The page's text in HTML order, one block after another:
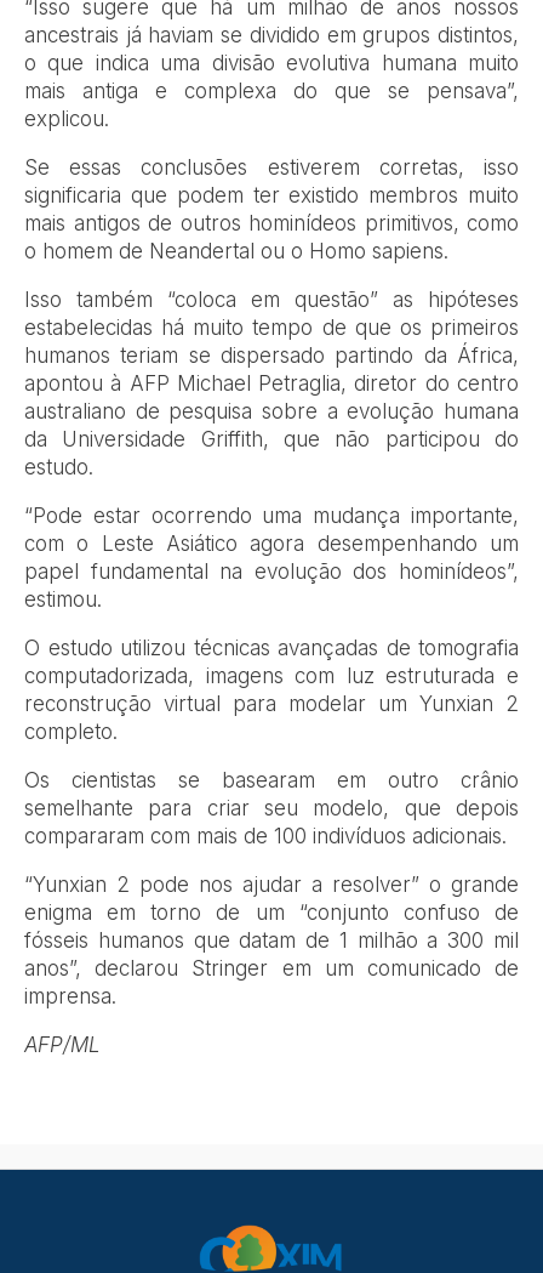
“Isso sugere que há um milhão de anos nossos
ancestrais já haviam se dividido em grupos distintos,
o que indica uma divisão evolutiva humana muito
mais antiga e complexa do que se pensava”,
explicou.
Se essas conclusões estiverem corretas, isso
significaria que podem ter existido membros muito
mais antigos de outros hominídeos primitivos, como
o homem de Neandertal ou o Homo sapiens.
Isso também “coloca em questão” as hipóteses
estabelecidas há muito tempo de que os primeiros
humanos teriam se dispersado partindo da África,
apontou à AFP Michael Petraglia, diretor do centro
australiano de pesquisa sobre a evolução humana
da Universidade Griffith, que não participou do
estudo.
“Pode estar ocorrendo uma mudança importante,
com o Leste Asiático agora desempenhando um
papel fundamental na evolução dos hominídeos”,
estimou.
O estudo utilizou técnicas avançadas de tomografia
computadorizada, imagens com luz estruturada e
reconstrução virtual para modelar um Yunxian 2
completo.
Os cientistas se basearam em outro crânio
semelhante para criar seu modelo, que depois
compararam com mais de 100 indivíduos adicionais.
“Yunxian 2 pode nos ajudar a resolver” o grande
enigma em torno de um “conjunto confuso de
fósseis humanos que datam de 1 milhão a 300 mil
anos”, declarou Stringer em um comunicado de
imprensa.
AFP/ML